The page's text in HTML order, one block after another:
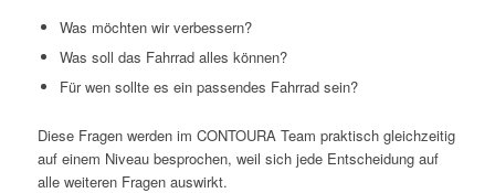
Was möchten wir verbessern?
Was soll das Fahrrad alles können?
Für wen sollte es ein passendes Fahrrad sein?
Diese Fragen werden im CONTOURA Team praktisch gleichzeitig
auf einem Niveau besprochen, weil sich jede Entscheidung auf
alle weiteren Fragen auswirkt.